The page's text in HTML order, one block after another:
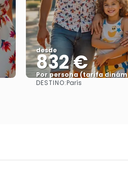
desde
832 €
Por persona (tarifa
DESTINO:París